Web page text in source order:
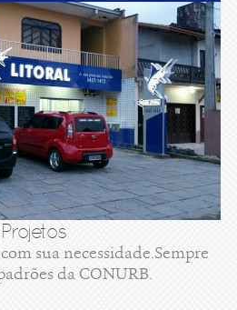
Projetos
sua necessidade.Sempre
da CONURB.